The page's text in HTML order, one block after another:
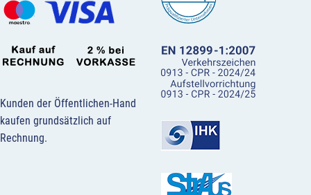
Kunden der Öffentlichen-Hand
kaufen grundsätzlich auf
Rechnung.